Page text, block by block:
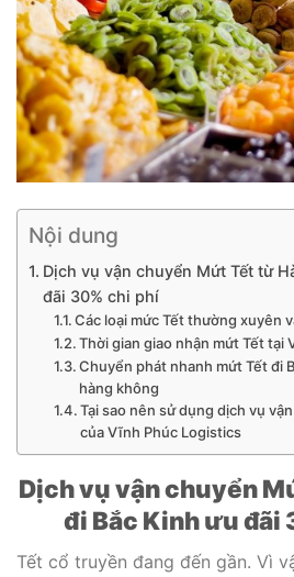
Nội dung
Dịch vụ vận chuyển Mứt Tết từ
đãi 30% chi phí
Các loại mức Tết thường xuyên
Thời gian giao nhận mứt Tết tại
Chuyển phát nhanh mứt Tết đi
hàng không
Tại sao nên sử dụng dịch vụ
của Vĩnh Phúc Logistics
Dịch vụ vận chuyển
đi Bắc Kinh ưu đãi
Tết cổ truyền đang đến gần. Vì